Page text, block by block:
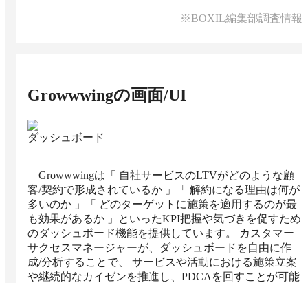
※BOXIL編集部調査情報
Growwwingの画面/UI
ダッシュボード
Growwwingは「 自社サービスのLTVがどのような顧
客/契約で形成されているか 」「 解約になる理由は何が
多いのか 」「 どのターゲットに施策を適用するのが最
も効果があるか 」といったKPI把握や気づきを促すため
のダッシュボード機能を提供しています。 カスタマー
サクセスマネージャーが、ダッシュボードを自由に作
成/分析することで、 サービスや活動における施策立案
や継続的なカイゼンを推進し、PDCAを回すことが可能